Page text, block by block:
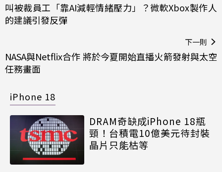
叫被裁員工「靠AI減輕情緒壓力」？微軟Xbox製作人
的建議引發反彈
下一則
NASA與Netflix合作 將於今夏開始直播火箭發射與太空
任務畫面
iPhone 18
DRAM奇缺成iPhone 18瓶
頸！台積電10億美元待封裝
晶片只能枯等